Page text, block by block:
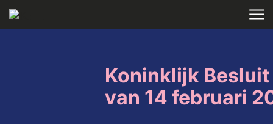
Skip to main content
Koninklijk Besluit
van 14 februari